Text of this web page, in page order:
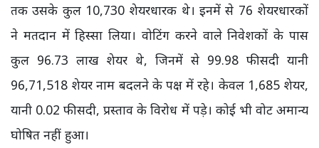
तक उसके कुल 10,730 शेयरधारक थे। इनमें से 76 शेयरधारकों
ने मतदान में हिस्सा लिया। वोटिंग करने वाले निवेशकों के पास
कुल 96.73 लाख शेयर थे, जिनमें से 99.98 फीसदी यानी
96,71,518 शेयर नाम बदलने के पक्ष में रहे। केवल 1,685 शेयर,
यानी 0.02 फीसदी, प्रस्ताव के विरोध में पड़े। कोई भी वोट अमान्य
घोषित नहीं हुआ।